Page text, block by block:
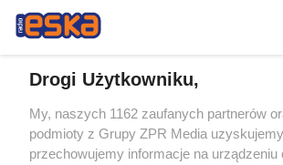
Ważne zwycięstwo
Kraków nad Wisłą
Mamy zdjęcia
Drogi Użytkowniku,
My, naszych 1162 zaufanych partnerów
podmioty z Grupy ZPR Media
przechowujemy informacje na urządzeniu